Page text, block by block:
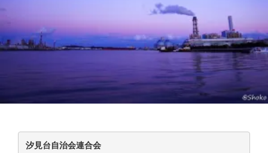
汐見台自治会連合会